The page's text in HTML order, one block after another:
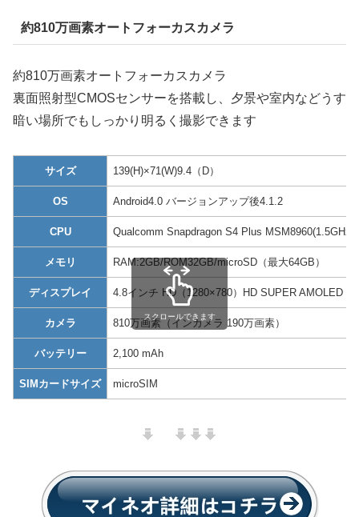
約810万画素オートフォーカスカメラ
約810万画素オートフォーカスカメラ
裏面照射型CMOSセンサーを搭載し、夕景や室内などうす
暗い場所でもしっかり明るく撮影できます
サイズ 139(H)×71(W)9.4（D）
OS Android4.0 バージョンアップ後4.1.2
CPU Qualcomm Snapdragon S4 Plus MSM8960(1.5GHz
メモリ RAM:2GB/ROM32GB/microSD（最大64GB）
ディスプレイ 4.8インチ HD（1280×780）HD SUPER AMOLED
カメラ 810万画素（インカメラ 190万画素）
バッテリー 2,100 mAh
SIMカードサイズ microSIM
スクロールできます